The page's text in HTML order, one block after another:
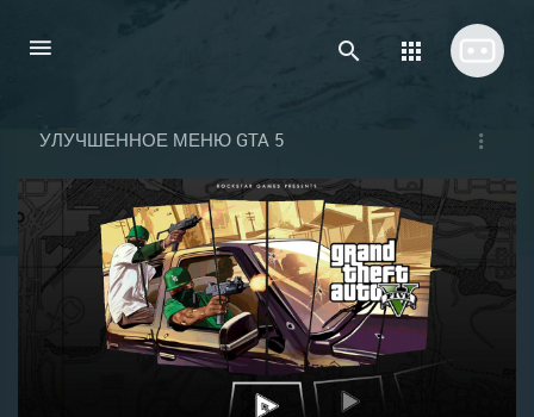
УЛУЧШЕННОЕ МЕНЮ GTA 5